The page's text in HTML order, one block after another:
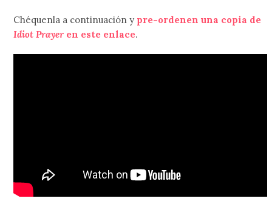
Chéquenla a continuación y pre-ordenen una copia de
Idiot Prayer en este enlace.